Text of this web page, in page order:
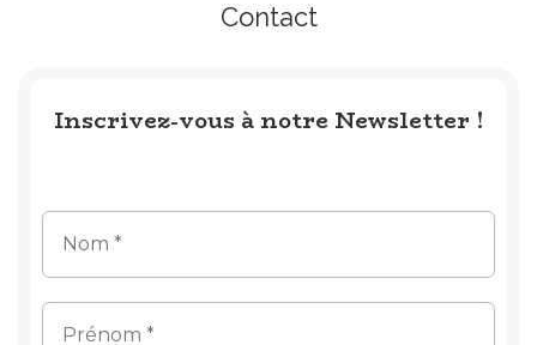
Contact
Inscrivez-vous à notre Newsletter !